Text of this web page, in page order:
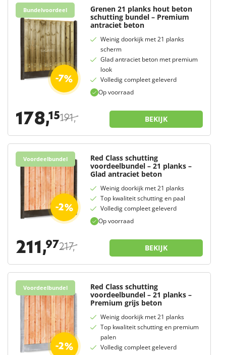
Bundelvoordeel
-7%
Op voorraad
Grenen 21 planks hout beton
schutting bundel – Premium
antraciet beton
Weinig doorkijk met 21 planks
scherm
Glad antraciet beton met premium
look
Volledig compleet geleverd
178,15191,- BEKIJK
Voordeelbundel
-2%
Op voorraad
Red Class schutting
voordeelbundel – 21 planks –
Glad antraciet beton
Weinig doorkijk met 21 planks
Top kwaliteit schutting en paal
Volledig compleet geleverd
211,97217,- BEKIJK
Voordeelbundel
-2%
Red Class schutting
voordeelbundel – 21 planks –
Premium grijs beton
Weinig doorkijk met 21 planks
Top kwaliteit schutting en premium
palen
Volledig compleet geleverd